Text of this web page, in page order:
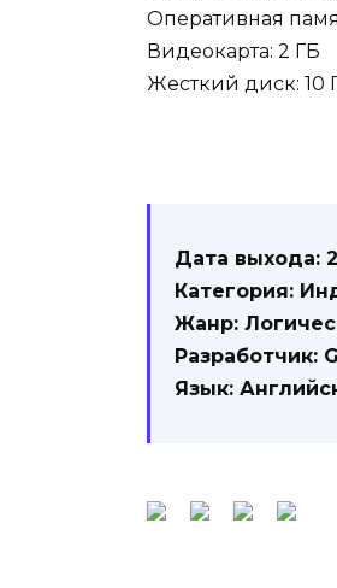
Оперативная
Видеокарта: 2 ГБ
Жесткий диск: 10
Дата выхода:
Категория:
Жанр:
Разработчик:
Язык: